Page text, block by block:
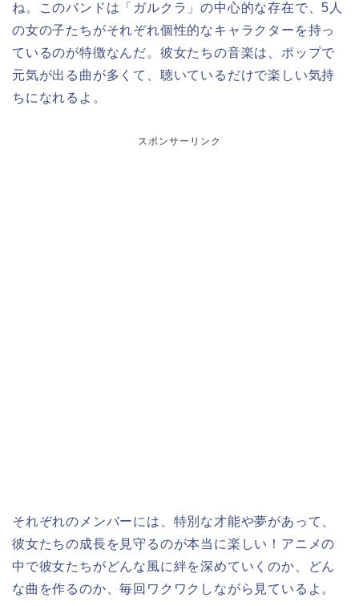
ね。このバンドは「ガルクラ」の中心的な存在で、5人
の女の子たちがそれぞれ個性的なキャラクターを持っ
ているのが特徴なんだ。彼女たちの音楽は、ポップで
元気が出る曲が多くて、聴いているだけで楽しい気持
ちになれるよ。
スポンサーリンク
それぞれのメンバーには、特別な才能や夢があって、
彼女たちの成長を見守るのが本当に楽しい！アニメの
中で彼女たちがどんな風に絆を深めていくのか、どん
な曲を作るのか、毎回ワクワクしながら見ているよ。